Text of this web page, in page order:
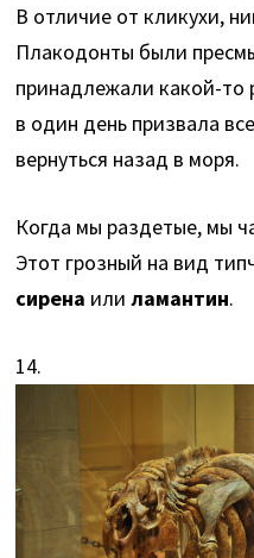
В отличие от кликухи,
Плакодонты были
принадлежали какой-то
в один день призвала
вернуться назад в моря.
Когда мы раздетые, мы
Этот грозный на вид
сирена илиламантин.
14.